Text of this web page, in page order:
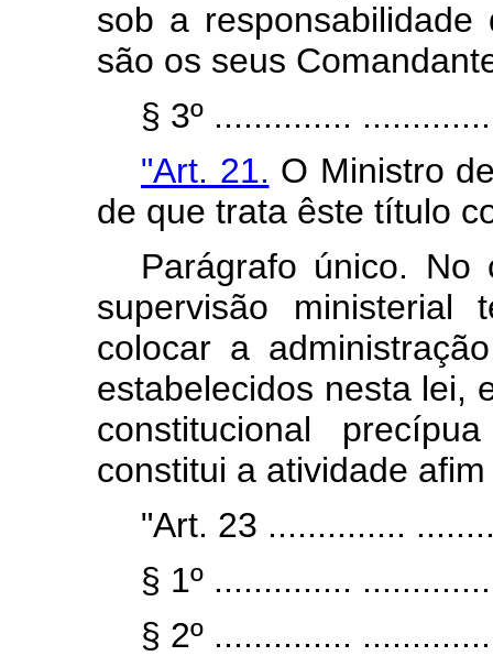
sob a responsabilidade
são os seus
§ 3º ..............
"Art. 21. O Ministro
de que trata êste título
Parágrafo único. No
supervisão ministerial
colocar a
estabelecidos nesta lei,
constitucional
constitui a atividade
"Art. 23 ..............
§ 1º ..............
§ 2º ..............